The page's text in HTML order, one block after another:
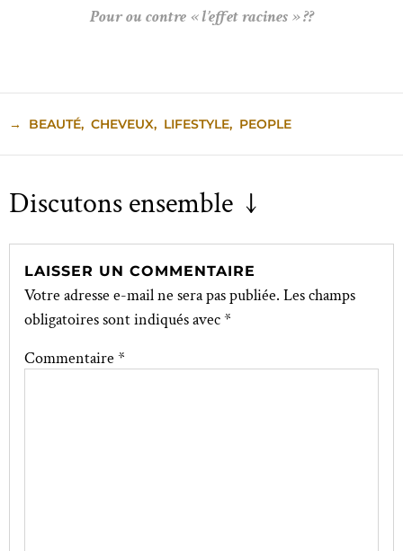
Pour ou contre « l’effet racines » ??
→ BEAUTÉ, CHEVEUX, LIFESTYLE, PEOPLE
Discutons ensemble ↓
LAISSER UN COMMENTAIRE
Votre adresse e-mail ne sera pas publiée. Les champs
obligatoires sont indiqués avec*
Commentaire *